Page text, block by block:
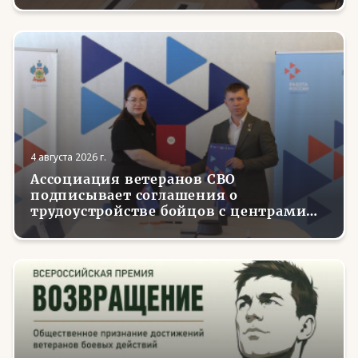
4 августа 2026 г.
Ассоциация ветеранов СВО
подписывает соглашения о
трудоустройстве бойцов с центрами
занятости в регионах России